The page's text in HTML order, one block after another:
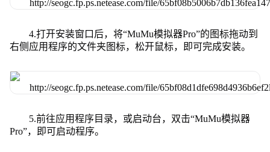
4.打开安装窗口后，将“MuMu模拟器Pro”的图标拖动到
右侧应用程序的文件夹图标，松开鼠标，即可完成安装。
5.前往应用程序目录，或启动台，双击“MuMu模拟器
Pro”，即可启动程序。